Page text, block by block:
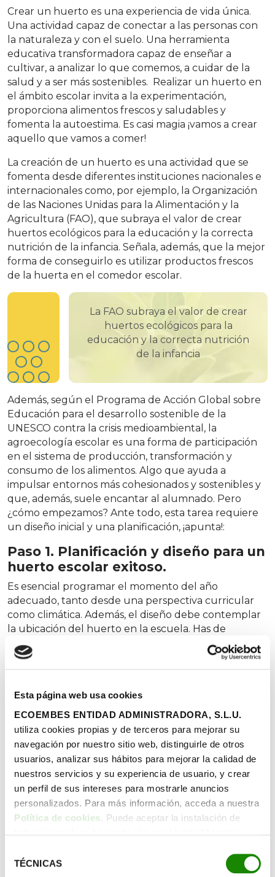
Esta página web usa cookies
ECOEMBES ENTIDAD ADMINISTRADORA, S.L.U.
utiliza cookies propias y de terceros para mejorar su
navegación por nuestro sitio web, distinguirle de otros
usuarios, analizar sus hábitos para mejorar la calidad de
nuestros servicios y su experiencia de usuario, y crear
un perfil de sus intereses para mostrarle anuncios
personalizados. Para más información, acceda a nuestra
Política de cookies. Puede aceptar la instalación de
botón “Configurar cookies”, o rechazar su instalación,
TÉCNICAS
Crear un huerto es una experiencia de vida única.
Una actividad capaz de conectar a las personas con
la naturaleza y con el suelo. Una herramienta
educativa transformadora capaz de enseñar a
cultivar, a analizar lo que comemos, a cuidar de la
salud y a ser más sostenibles. Realizar un huerto en
el ámbito escolar invita a la experimentación,
proporciona alimentos frescos y saludables y
fomenta la autoestima. Es casi magia ¡vamos a crear
aquello que vamos a comer!
La creación de un huerto es una actividad que se
fomenta desde diferentes instituciones nacionales e
internacionales como, por ejemplo, la Organización
de las Naciones Unidas para la Alimentación y la
Agricultura (FAO), que subraya el valor de crear
huertos ecológicos para la educación y la correcta
nutrición de la infancia. Señala, además, que la mejor
forma de conseguirlo es utilizar productos frescos
de la huerta en el comedor escolar.
La FAO subraya el valor de crear
huertos ecológicos para la
educación y la correcta nutrición
de la infancia
Además, según el Programa de Acción Global sobre
Educación para el desarrollo sostenible de la
UNESCO contra la crisis medioambiental, la
agroecología escolar es una forma de participación
en el sistema de producción, transformación y
consumo de los alimentos. Algo que ayuda a
impulsar entornos más cohesionados y sostenibles y
que, además, suele encantar al alumnado. Pero
¿cómo empezamos? Ante todo, esta tarea requiere
un diseño inicial y una planificación, ¡apunta!:
Paso 1. Planificación y diseño para un
huerto escolar exitoso.
Es esencial programar el momento del año
adecuado, tanto desde una perspectiva curricular
como climática. Además, el diseño debe contemplar
la ubicación del huerto en la escuela. Has de
respetar medidas de seguridad y accesibilidad, así
como también crear un calendario de cultivo en
función de las estaciones.
Paso 2. Selección de ubicación.
El área debe ser accesible para todos los estudiantes
y preferiblemente soleada. Se recomiendan al
menos seis horas de luz solar diarias y un suelo con
un buen drenaje.
Puedes animar a la comunidad educativa a participar
en la selección del lugar. El proceso se convertirá en
un desafío beneficioso para la escuela. Discutir sobre
qué plantar y cómo organizar el espacio fortalece el
bienvenidas sean las macetas de gran tamaño o las